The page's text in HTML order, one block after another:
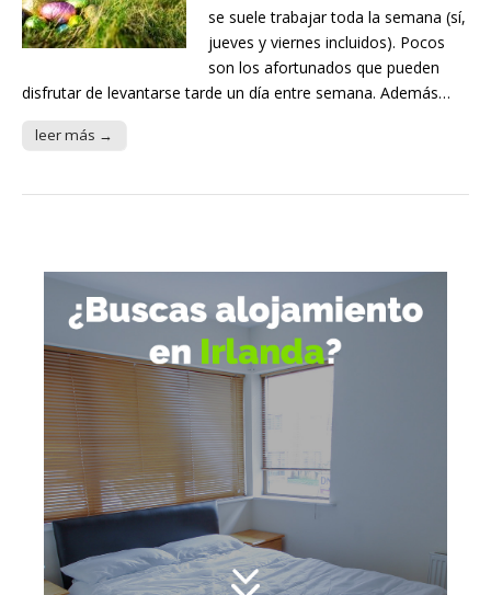
se suele trabajar toda la semana (sí,
jueves y viernes incluidos). Pocos
son los afortunados que pueden
disfrutar de levantarse tarde un día entre semana. Además…
leer más →